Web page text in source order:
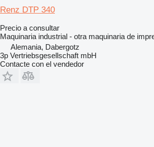
Renz DTP 340
Precio a consultar
Maquinaria industrial - otra maquinaria de
Alemania, Dabergotz
3p Vertriebsgesellschaft mbH
Contacte con el vendedor